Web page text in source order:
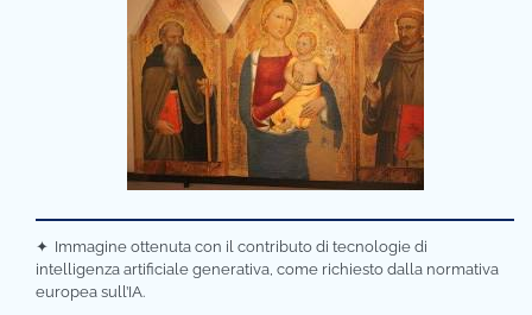
✦ Immagine ottenuta con il contributo di tecnologie di
intelligenza artificiale generativa, come richiesto dalla normativa
europea sull’IA.